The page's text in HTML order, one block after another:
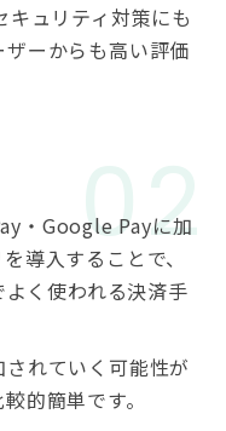
キュリティ対策にも
ーからも高い評価
・Google Payに加
導入することで、
く使われる決済手
れていく可能性が
的簡単です。
02